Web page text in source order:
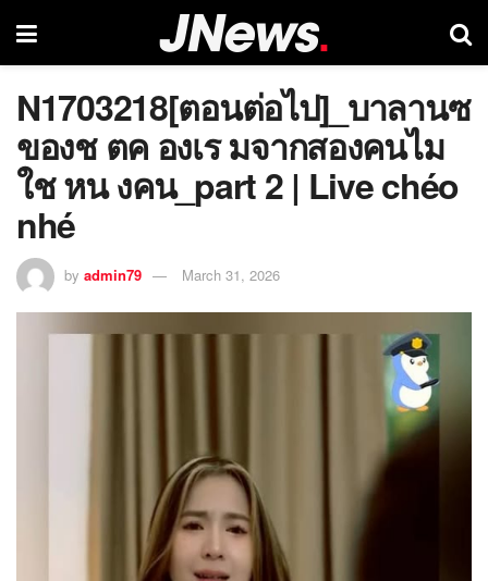
N1703218[ตอนต่อไป]_บาลานซ
ของช ตค องเร มจากสองคนไม
ใช หน งคน_part 2 | Live chéo
nhé
by admin79 March 31, 2026